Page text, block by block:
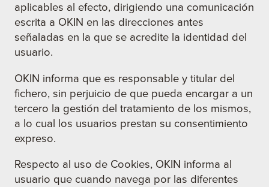
aplicables al efecto, dirigiendo una comunicación
escrita a OKIN en las direcciones antes
señaladas en la que se acredite la identidad del
usuario.
OKIN informa que es responsable y titular del
fichero, sin perjuicio de que pueda encargar a un
tercero la gestión del tratamiento de los mismos,
a lo cual los usuarios prestan su consentimiento
expreso.
Respecto al uso de Cookies, OKIN informa al
usuario que cuando navega por las diferentes